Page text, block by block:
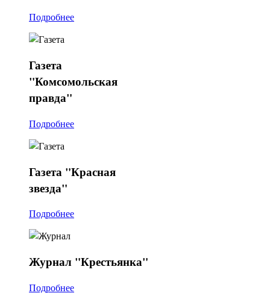
Подробнее
Газета
"Комсомольская
правда"
Подробнее
Газета "Красная
звезда"
Подробнее
Журнал "Крестьянка"
Подробнее